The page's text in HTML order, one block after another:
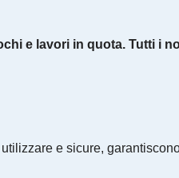
e lavori in quota. Tutti i
e sicure,